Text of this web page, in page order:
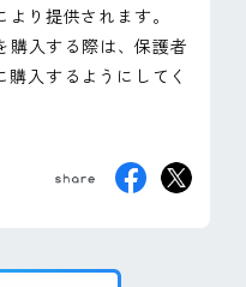
り提供されます。
購入する際は、保護者
入するようにしてく